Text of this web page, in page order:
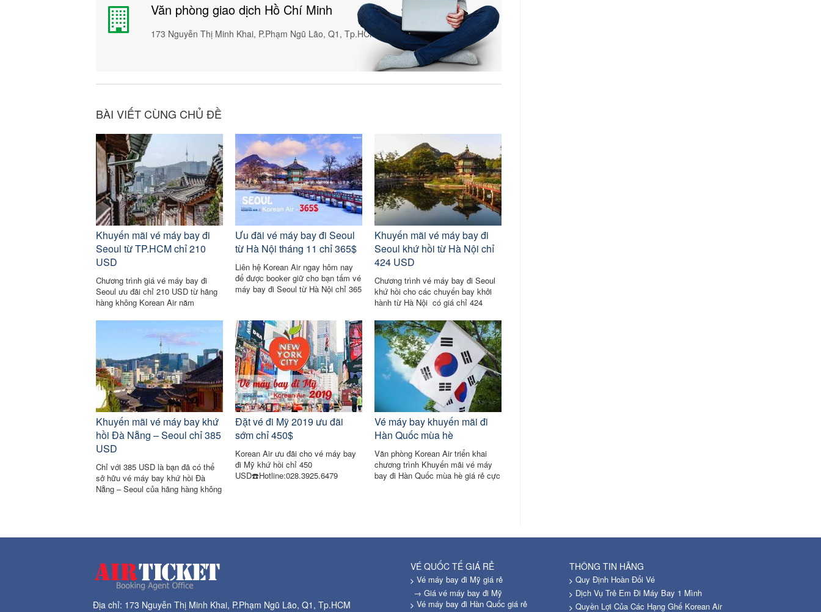
Văn phòng giao dịch Hồ Chí Minh
173 Nguyễn Thị Minh Khai, P.Phạm Ngũ Lão, Q1, Tp.HCM
BÀI VIẾT CÙNG CHỦ ĐỀ
Khuyến mãi vé máy bay đi
Seoul từ TP.HCM chỉ 210
USD
Chương trình giá vé máy bay đi
Seoul ưu đãi chỉ 210 USD từ hãng
hàng không Korean Air năm
Ưu đãi vé máy bay đi Seoul
từ Hà Nội tháng 11 chỉ 365$
Liên hệ Korean Air ngay hôm nay
để được booker giữ cho bạn tấm vé
máy bay đi Seoul từ Hà Nội chỉ 365
Khuyến mãi vé máy bay đi
Seoul khứ hồi từ Hà Nội chỉ
424 USD
Chương trình vé máy bay đi Seoul
khứ hồi cho các chuyến bay khởi
hành từ Hà Nội có giá chỉ 424
Khuyến mãi vé máy bay khứ
hồi Đà Nẵng – Seoul chỉ 385
USD
Chỉ với 385 USD là bạn đã có thể
sở hữu vé máy bay khứ hồi Đà
Nẵng – Seoul của hãng hàng không
Đặt vé đi Mỹ 2019 ưu đãi
sớm chỉ 450$
Korean Air ưu đãi cho vé máy bay
đi Mỹ khứ hồi chỉ 450
USD☎️Hotline:028.3925.6479
Vé máy bay khuyến mãi đi
Hàn Quốc mùa hè
Văn phòng Korean Air triển khai
chương trình Khuyến mãi vé máy
bay đi Hàn Quốc mùa hè giá rẻ cực
Địa chỉ: 173 Nguyễn Thị Minh Khai, P.Phạm Ngũ Lão, Q1, Tp.HCM
VÉ QUỐC TẾ GIÁ RẺ
Vé máy bay đi Mỹ giá rẻ
→ Giá vé máy bay đi Mỹ
Vé máy bay đi Hàn Quốc giá rẻ
THÔNG TIN HÃNG
Quy Định Hoàn Đổi Vé
Dịch Vụ Trẻ Em Đi Máy Bay 1 Mình
Quyền Lợi Của Các Hạng Ghế Korean Air